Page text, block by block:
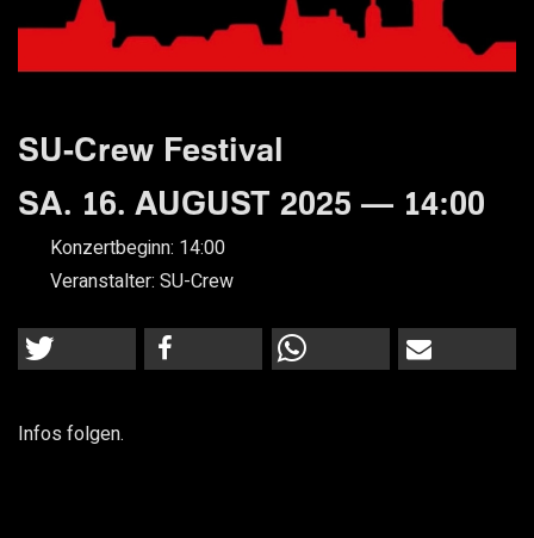
SU-Crew Festival
SA. 16. AUGUST 2025 — 14:00
Konzertbeginn: 14:00
Veranstalter: SU-Crew
Infos folgen.